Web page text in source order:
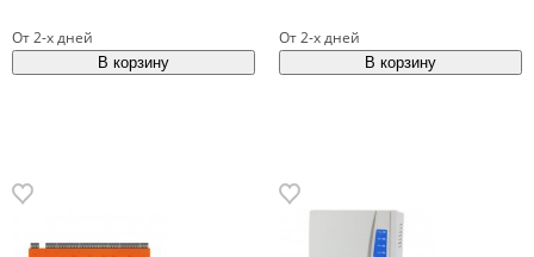
От 2-х дней От 2-х дней